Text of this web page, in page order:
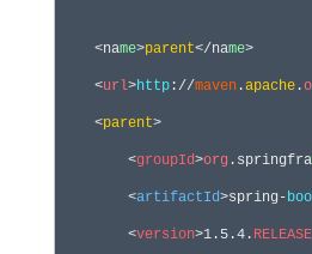
    <na
me>parent</name>
    <
url>http : //maven .apache .
    <
parent>
        <
groupId>org .springfra
        <
artifactId>spring-
        <
version>1.5.4. RELEASE